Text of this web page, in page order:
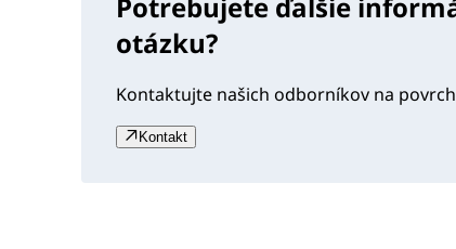
Potrebujete ďalšie
otázku?
Kontaktujte našich odborníkov na
Kontakt